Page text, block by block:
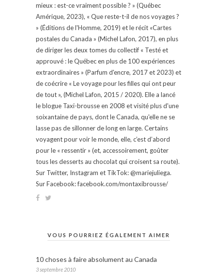
mieux : est-ce vraiment possible ? » (Québec
Amérique, 2023), « Que reste-t-il de nos voyages ?
» (Éditions de l'Homme, 2019) et le récit «Cartes
postales du Canada » (Michel Lafon, 2017), en plus
de diriger les deux tomes du collectif « Testé et
approuvé : le Québec en plus de 100 expériences
extraordinaires » (Parfum d'encre, 2017 et 2023) et
de coécrire « Le voyage pour les filles qui ont peur
de tout », (Michel Lafon, 2015 / 2020). Elle a lancé
le blogue Taxi-brousse en 2008 et visité plus d'une
soixantaine de pays, dont le Canada, qu'elle ne se
lasse pas de sillonner de long en large. Certains
voyagent pour voir le monde, elle, c’est d’abord
pour le « ressentir » (et, accessoirement, goûter
tous les desserts au chocolat qui croisent sa route).
Sur Twitter, Instagram et TikTok: @mariejuliega.
Sur Facebook: facebook.com/montaxibrousse/
VOUS POURRIEZ ÉGALEMENT AIMER
10 choses à faire absolument au Canada
3 septembre 2010